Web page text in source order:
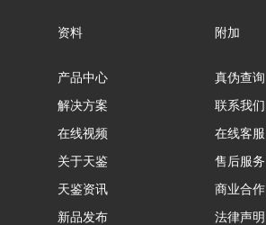
资料
产品中心
解决方案
在线视频
关于天鉴
天鉴资讯
新品发布
附加
真伪查询
联系我们
在线客服
售后服务
商业合作
法律声明